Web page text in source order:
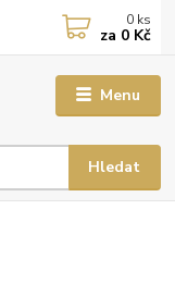
Menu
Hledat
0 ks
za 0 Kč